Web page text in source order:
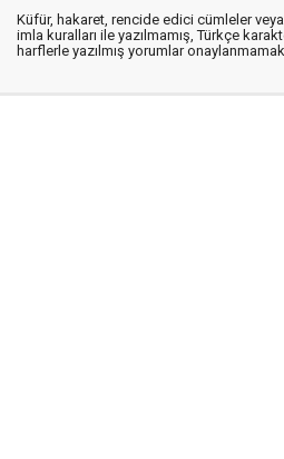
Küfür, hakaret, rencide edici cümleler
imla kuralları ile yazılmamış, Türkçe
harflerle yazılmış yorumlar